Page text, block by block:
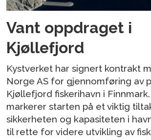
Vant oppdraget i
Kjøllefjord
Kystverket har signert kontrakt
Norge AS for gjennomføring av
Kjøllefjord fiskerihavn i
markerer starten på et viktig
sikkerheten og kapasiteten i
til rette for videre utvikling av